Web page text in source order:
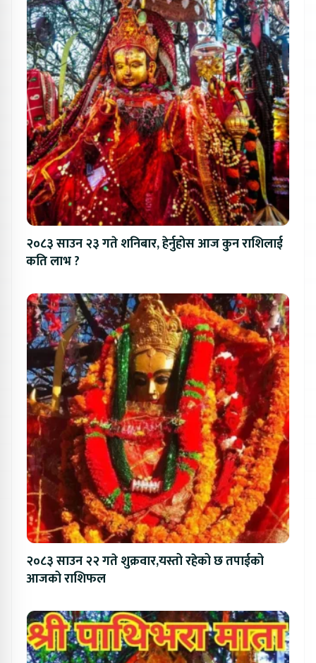
२०८३ साउन २३ गते शनिबार, हेर्नुहोस आज कुन राशिलाई
कति लाभ ?
२०८३ साउन २२ गते शुक्रवार,यस्तो रहेको छ तपाईको
आजको राशिफल